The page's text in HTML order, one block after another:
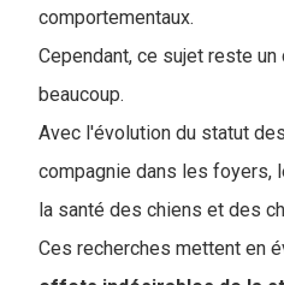
comportementaux.
Cependant, ce sujet reste
beaucoup.
Avec l'évolution du statut
compagnie dans les foyers,
la santé des chiens et des
Ces recherches mettent en